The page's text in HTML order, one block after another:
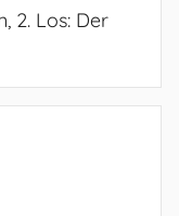
2. Los: Der